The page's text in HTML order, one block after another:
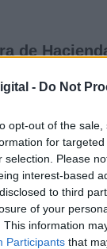
- Do Not
opt-out of the
for
selection. Please
interest-based
to third
of your
This information
Participants that
de
las
han
las
este país
quemada"
Casado
el
días que
EH Bildu
espera